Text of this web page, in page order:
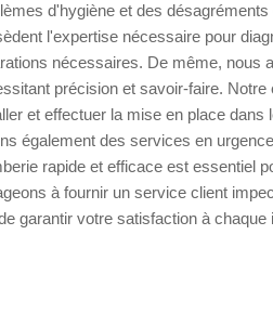
d'hygiène et des
l'expertise nécessaire pour
nécessaires. De même, nous
précision et savoir-faire.
et effectuer la mise en place
également des services en
rapide et efficace est essentiel
à fournir un service client
garantir votre satisfaction à chaque